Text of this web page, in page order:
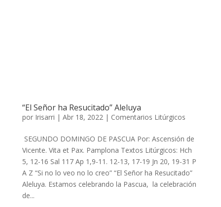
“El Señor ha Resucitado” Aleluya
por Irisarri | Abr 18, 2022| Comentarios Litúrgicos
SEGUNDO DOMINGO DE PASCUA Por: Ascensión de
Vicente. Vita et Pax. Pamplona Textos Litúrgicos: Hch
5, 12-16 Sal 117 Ap 1,9-11. 12-13, 17-19 Jn 20, 19-31 P
A Z “Si no lo veo no lo creo” “El Señor ha Resucitado”
Aleluya. Estamos celebrando la Pascua, la celebración
de...